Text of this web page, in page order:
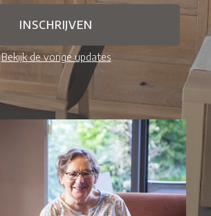
Bekijk de vorige updates